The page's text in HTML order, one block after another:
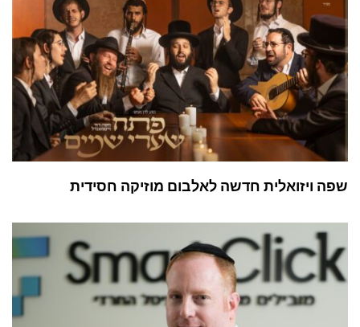
שפה ויזואלית חדשה לאלבום מוזיקה חסידית